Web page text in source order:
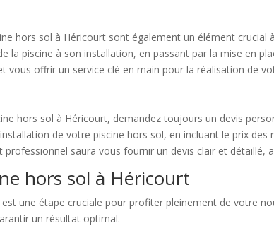
hors sol à Héricourt sont également un élément crucial
la piscine à son installation, en passant par la mise en
vous offrir un service clé en main pour la réalisation de
hors sol à Héricourt, demandez toujours un devis
de votre piscine hors sol, en incluant le prix
saura vous fournir un devis clair et détaillé,
hors sol à Héricourt
est une étape cruciale pour profiter pleinement de votre
un résultat optimal.